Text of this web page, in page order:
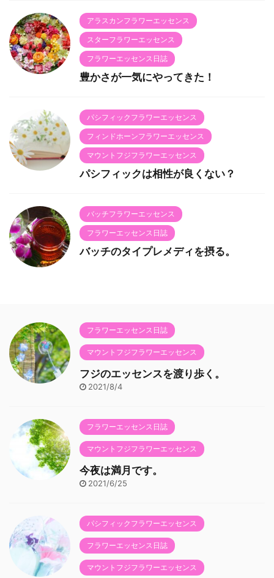
アラスカンフラワーエッセンス
スターフラワーエッセンス
フラワーエッセンス日誌
豊かさが一気にやってきた！
パシフィックフラワーエッセンス
フィンドホーンフラワーエッセンス
マウントフジフラワーエッセンス
パシフィックは相性が良くない？
バッチフラワーエッセンス
フラワーエッセンス日誌
バッチのタイプレメディを摂る。
フラワーエッセンス日誌
マウントフジフラワーエッセンス
フジのエッセンスを渡り歩く。
2021/8/4
フラワーエッセンス日誌
マウントフジフラワーエッセンス
今夜は満月です。
2021/6/25
パシフィックフラワーエッセンス
フラワーエッセンス日誌
マウントフジフラワーエッセンス